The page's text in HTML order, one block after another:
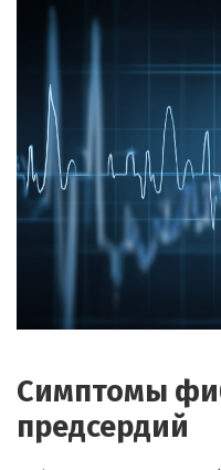
Симптомы
предсердий